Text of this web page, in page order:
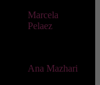
Marcela
Pelaez
Ana Mazhari